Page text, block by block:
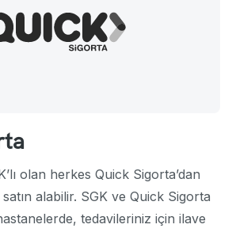
olan herkes Quick Sigorta’dan
satın alabilir. SGK ve Quick Sigorta
tedavileriniz için ilave